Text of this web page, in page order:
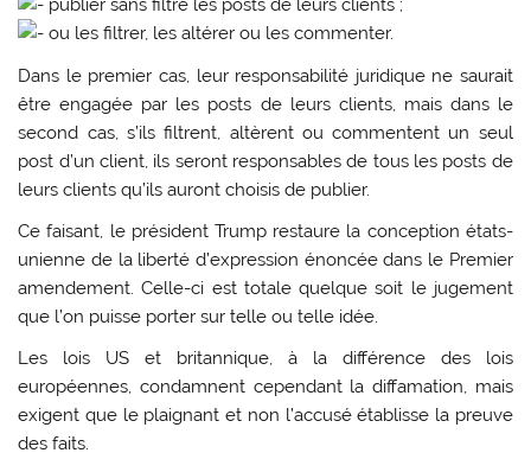
publier sans filtre les posts de leurs clients ;
ou les filtrer, les altérer ou les commenter.
Dans le premier cas, leur responsabilité juridique ne saurait
être engagée par les posts de leurs clients, mais dans le
second cas, s’ils filtrent, altèrent ou commentent un seul
post d’un client, ils seront responsables de tous les posts de
leurs clients qu’ils auront choisis de publier.
Ce faisant, le président Trump restaure la conception états-
unienne de la liberté d’expression énoncée dans le Premier
amendement. Celle-ci est totale quelque soit le jugement
que l’on puisse porter sur telle ou telle idée.
Les lois US et britannique, à la différence des lois
européennes, condamnent cependant la diffamation, mais
exigent que le plaignant et non l’accusé établisse la preuve
des faits.